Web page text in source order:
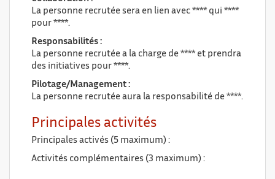
La personne recrutée sera en lien avec **** qui ****
pour ****.
Responsabilités :
La personne recrutée a la charge de **** et prendra
des initiatives pour ****.
Pilotage/Management :
La personne recrutée aura la responsabilité de ****.
Principales activités
Principales activés (5 maximum) :
Activités complémentaires (3 maximum) :